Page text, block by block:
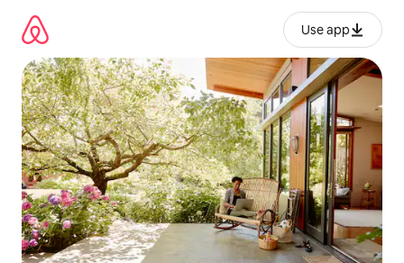
Use app